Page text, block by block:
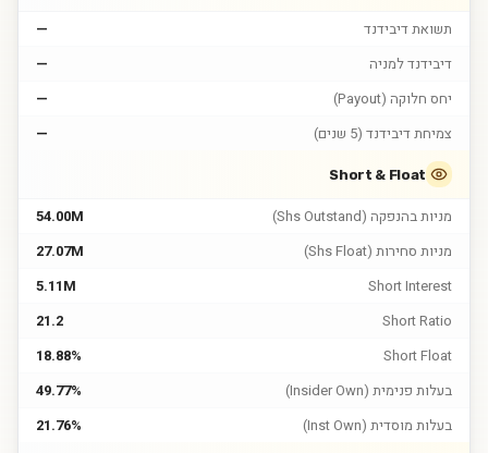
תשואת דיבידנד
—
דיבידנד למניה
—
יחס חלוקה (Payout)
—
צמיחת דיבידנד (5 שנים)
—
Short & Float
מניות בהנפקה (Shs Outstand)
54.00M
מניות סחירות (Shs Float)
27.07M
Short Interest
5.11M
Short Ratio
21.2
Short Float
18.88%
בעלות פנימית (Insider Own)
49.77%
בעלות מוסדית (Inst Own)
21.76%